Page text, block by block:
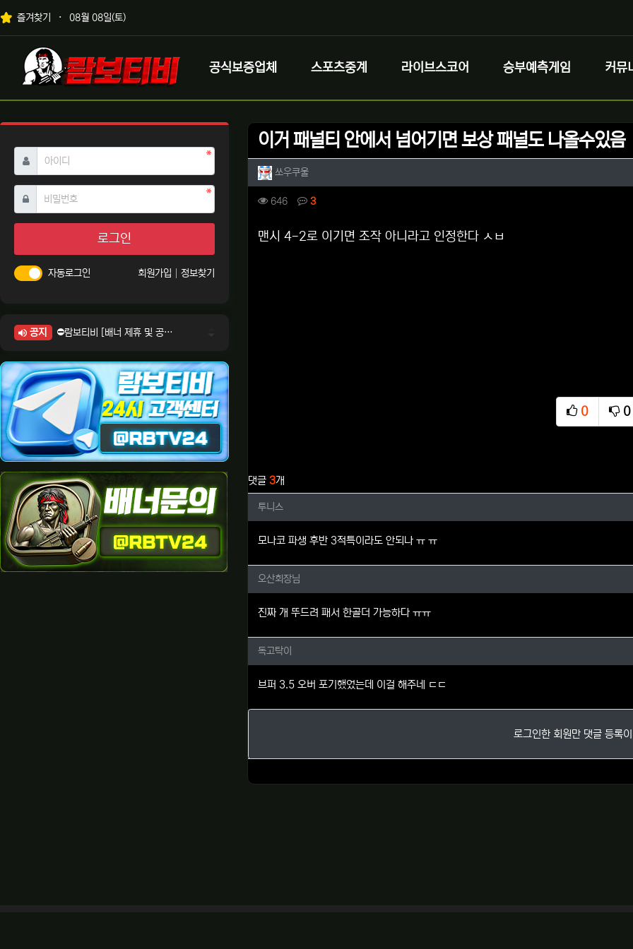
상단 네비
즐겨찾기 08월 08일(토)
메인 메뉴
로고
공식보증업체 스포츠중계 라이브스코어 승부예측게임 커뮤
이거 패널티 안에서 넘어기면 보상 패널도 나올수있음
작성자 정보
쏘우쿠울작성
컨텐츠 정보
646조회 3댓글
본문
맨시 4-2로 이기면 조작 아니라고 인정한다 ㅅㅂ
0
추천
0
비
댓글 3개
투니스님의 댓글
투니스
모나코 파생 후반 3적특이라도 안되나 ㅠ ㅠ
오산회장님님의 댓글
오산회장님
진짜 개 뚜드려 패서 한골더 가능하다 ㅠㅠ
독고탁이님의 댓글
독고탁이
브퍼 3.5 오버 포기했었는데 이걸 해주네 ㄷㄷ
로그인한 회원만 댓글 등록
아이디 필수
비밀번호필수
로그인
자동로그인 회원가입 정보찾기
공지
⛔람보티비 [배너 제휴 및 공식 입점 문의 안내]
⛔람보티비 [정회원 등급UP! 안내사항]
⛔람보티비 [채팅방 이용시 주의사항]
⛔람보티비 [공식보증업체 안내]